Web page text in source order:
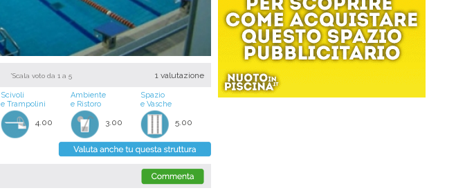
*Scala voto da 1 a 5 1 valutazione
Scivoli
e Trampolini
4.00
Ambiente
e Ristoro
3.00
Spazio
e Vasche
5.00